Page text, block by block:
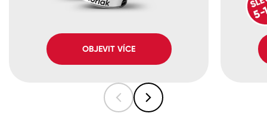
OBJEVIT VÍCE